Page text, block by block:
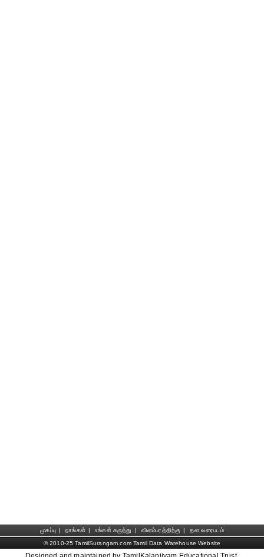
முகப்பு | நாங்கள் | உங்கள் கருத்து | விளம்பரத்திற்கு |
தள வரைபடம்
© 2010-25 TamilSurangam.com Tamil Data Warehouse Website